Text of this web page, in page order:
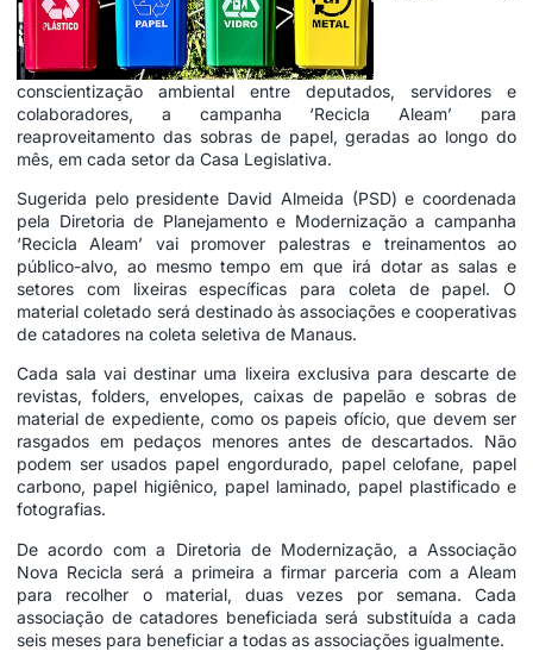
conscientização ambiental entre deputados, servidores e
colaboradores, a campanha ‘Recicla Aleam’ para
reaproveitamento das sobras de papel, geradas ao longo do
mês, em cada setor da Casa Legislativa.
Sugerida pelo presidente David Almeida (PSD) e coordenada
pela Diretoria de Planejamento e Modernização a campanha
‘Recicla Aleam’ vai promover palestras e treinamentos ao
público-alvo, ao mesmo tempo em que irá dotar as salas e
setores com lixeiras específicas para coleta de papel. O
material coletado será destinado às associações e cooperativas
de catadores na coleta seletiva de Manaus.
Cada sala vai destinar uma lixeira exclusiva para descarte de
revistas, folders, envelopes, caixas de papelão e sobras de
material de expediente, como os papeis ofício, que devem ser
rasgados em pedaços menores antes de descartados. Não
podem ser usados papel engordurado, papel celofane, papel
carbono, papel higiênico, papel laminado, papel plastificado e
fotografias.
De acordo com a Diretoria de Modernização, a Associação
Nova Recicla será a primeira a firmar parceria com a Aleam
para recolher o material, duas vezes por semana. Cada
associação de catadores beneficiada será substituída a cada
seis meses para beneficiar a todas as associações igualmente.